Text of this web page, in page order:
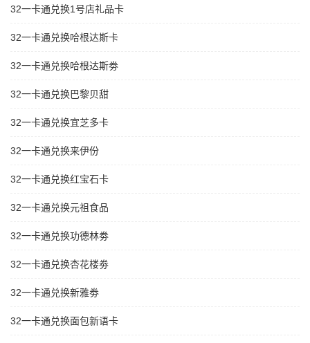
32一卡通兑换1号店礼品卡
32一卡通兑换哈根达斯卡
32一卡通兑换哈根达斯劵
32一卡通兑换巴黎贝甜
32一卡通兑换宜芝多卡
32一卡通兑换来伊份
32一卡通兑换红宝石卡
32一卡通兑换元祖食品
32一卡通兑换功德林劵
32一卡通兑换杏花楼劵
32一卡通兑换新雅劵
32一卡通兑换面包新语卡